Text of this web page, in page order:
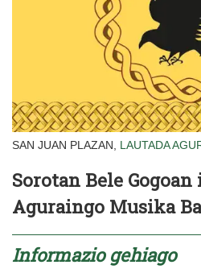
SAN JUAN PLAZAN, LAUTADA
Sorotan Bele
Aguraingo Musika
Informazio gehiago